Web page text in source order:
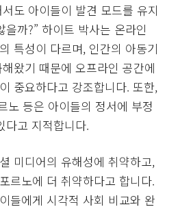
도 아이들이 발견 모드를 유지
까?” 하이트 박사는 온라인
특성이 다르며, 인간의 아동기
왔기 때문에 오프라인 공간에
중요하다고 강조합니다. 또한,
노 등은 아이들의 정서에 부정
다고 지적합니다.
미디어의 유해성에 취약하고,
르노에 더 취약하다고 합니다.
들에게 시각적 사회 비교와 완